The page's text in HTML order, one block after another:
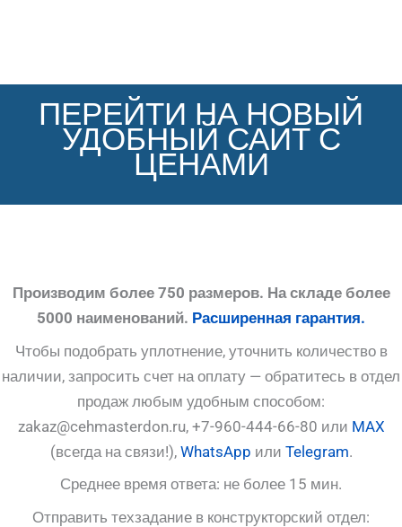
ПЕРЕЙТИ НА НОВЫЙ
УДОБНЫЙ САЙТ С
ЦЕНАМИ
Производим более 750 размеров. На складе более
5000 наименований. Расширенная гарантия.
Чтобы подобрать уплотнение, уточнить количество в
наличии, запросить счет на оплату — обратитесь в отдел
продаж любым удобным способом:
zakaz@cehmasterdon.ru, +7-960-444-66-80 или MAX
(всегда на связи!), WhatsApp или Telegram.
Среднее время ответа: не более 15 мин.
Отправить техзадание в конструкторский отдел: